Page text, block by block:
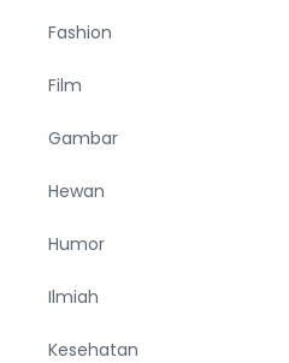
Fashion
Film
Gambar
Hewan
Humor
Ilmiah
Kesehatan